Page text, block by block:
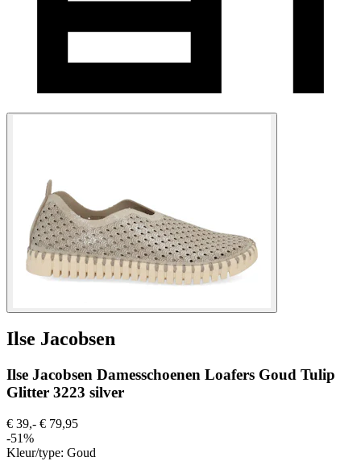
Ilse Jacobsen
Ilse Jacobsen Damesschoenen Loafers Goud Tulip
Glitter 3223 silver
€ 39,- € 79,95
-51%
Kleur/type: Goud